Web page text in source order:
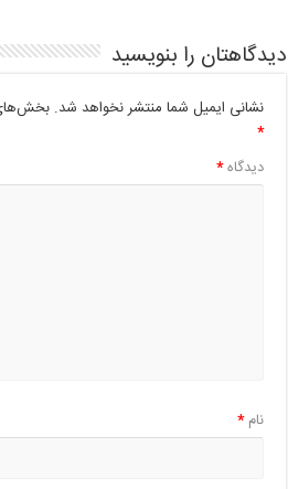
دیدگاهتان را بنویسید
نشانی ایمیل شما منتشر نخواهد شد. بخش‌های
*
دیدگاه*
نام*